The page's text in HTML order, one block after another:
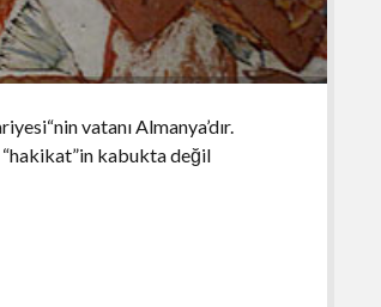
vatanı Almanya’dır.
kabukta değil